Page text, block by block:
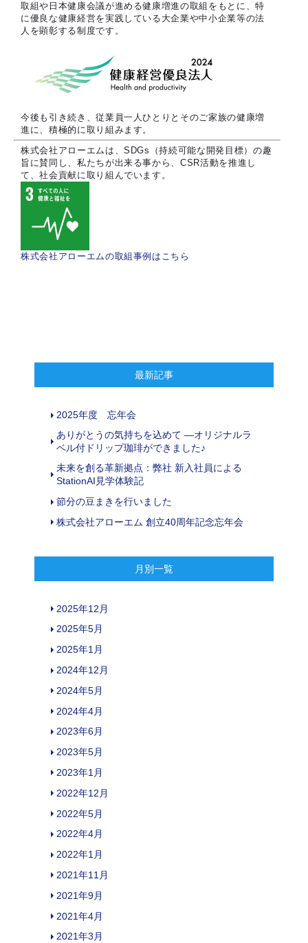
取組や日本健康会議が進める健康増進の取組をもとに、特
に優良な健康経営を実践している大企業や中小企業等の法
人を顕彰する制度です。
今後も引き続き、従業員一人ひとりとそのご家族の健康増
進に、積極的に取り組みます。
株式会社アローエムは、SDGs（持続可能な開発目標）の趣
旨に賛同し、私たちが出来る事から、CSR活動を推進し
て、社会貢献に取り組んでいます。
株式会社アローエムの取組事例はこちら
最新記事
2025年度 忘年会
ありがとうの気持ちを込めて ―オリジナルラ
ベル付ドリップ珈琲ができました♪
未来を創る革新拠点：弊社 新入社員による
StationAI見学体験記
節分の豆まきを行いました
株式会社アローエム 創立40周年記念忘年会
月別一覧
2025年12月
2025年5月
2025年1月
2024年12月
2024年5月
2024年4月
2023年6月
2023年5月
2023年1月
2022年12月
2022年5月
2022年4月
2022年1月
2021年11月
2021年9月
2021年4月
2021年3月